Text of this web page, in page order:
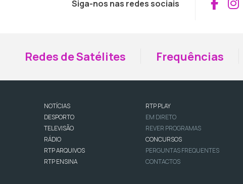
Siga-nos nas redes sociais
Redes de Satélites Frequências
NOTÍCIAS
DESPORTO
TELEVISÃO
RÁDIO
RTP ARQUIVOS
RTP ENSINA
RTP PLAY
EM DIRETO
REVER PROGRAMAS
CONCURSOS
PERGUNTAS FREQUENTES
CONTACTOS